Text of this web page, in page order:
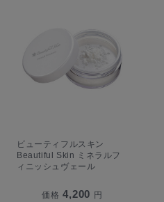
ビューティフルスキン
Beautiful Skin ミネラルフ
ィニッシュヴェール
価格 4,200 円